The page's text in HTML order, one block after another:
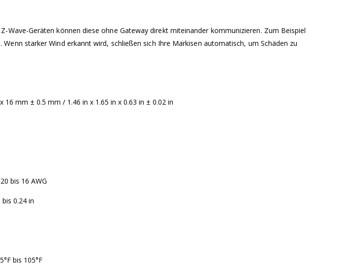
Wave-Geräten können diese ohne Gateway direkt miteinander kommunizieren. Zum Beispiel
starker Wind erkannt wird, schließen sich Ihre Markisen automatisch, um Schäden zu
16 mm ± 0.5 mm / 1.46 in x 1.65 in x 0.63 in ± 0.02 in
bis 16 AWG
0.24 in
bis 105°F